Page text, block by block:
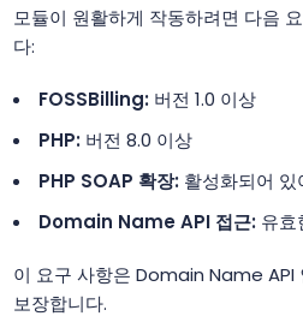
모듈이 원활하게 작동하려면 다음
다:
FOSSBilling:버전 1.0 이상
PHP:버전 8.0 이상
PHP SOAP 확장:활성화되어 있
Domain Name API 접근:유효
이 요구 사항은 Domain Name API
보장합니다.